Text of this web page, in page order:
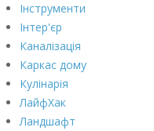
Інструменти
Інтер'єр
Каналізація
Каркас дому
Кулінарія
ЛайфХак
Ландшафт